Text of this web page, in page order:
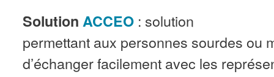
SolutionACCEO : solution
permettant aux personnes sourdes ou
d’échanger facilement avec les